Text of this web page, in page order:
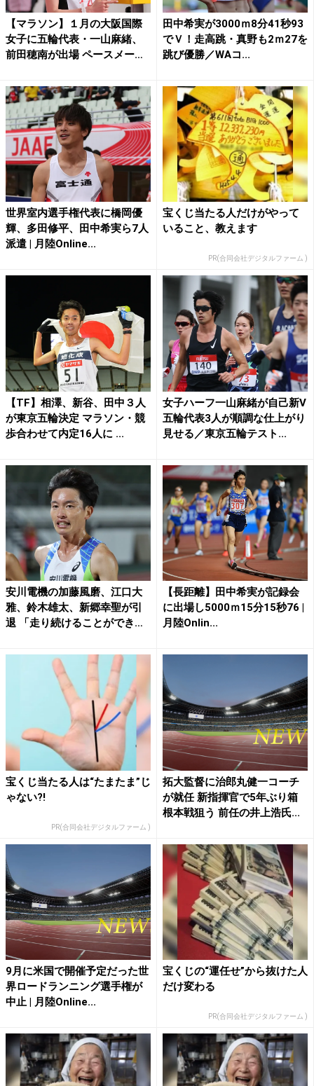
【マラソン】１月の大阪国際
女子に五輪代表・一山麻緒、
前田穂南が出場 ペースメー
田中希実が3000ｍ8分41秒93
でＶ！走高跳・真野も2ｍ27を
跳び優勝／WAコ...
世界室内選手権代表に橋岡優
輝、多田修平、田中希実ら7人
派遣 | 月陸Online...
宝くじ当たる人だけがやって
いること、教えます
PR(合同会社デジタルファーム )
【TF】相澤、新谷、田中３人
が東京五輪決定 マラソン・競
歩合わせて内定16人に ...
女子ハーフ一山麻緒が自己新V
五輪代表3人が順調な仕上がり
見せる／東京五輪テスト...
安川電機の加藤風磨、江口大
雅、鈴木雄太、新郷幸聖が引
退 「走り続けることができ
【長距離】田中希実が記録会
に出場し5000ｍ15分15秒76 |
月陸Onlin...
宝くじ当たる人は“たまたま”じ
ゃない?!
PR(合同会社デジタルファーム )
拓大監督に治郎丸健一コーチ
が就任 新指揮官で5年ぶり箱
根本戦狙う 前任の井上浩氏...
9月に米国で開催予定だった世
界ロードランニング選手権が
中止 | 月陸Online...
宝くじの“運任せ”から抜けた人
だけ変わる
PR(合同会社デジタルファーム )